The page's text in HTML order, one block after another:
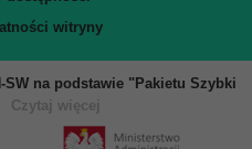
witryny
na podstawie "Pakietu Szybki
Czytaj więcej